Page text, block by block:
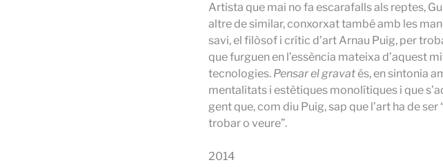
Artista que mai no fa escarafalls als reptes,
altre de similar, conxorxat també amb les
savi, el filòsof i crític d’art Arnau Puig, per
que furguen en l’essència mateixa d’aquest
tecnologies. Pensar el gravatés, en sintonia
mentalitats i estètiques monolítiques i que
gent que, com diu Puig, sap que l’art ha de
trobar o veure”.
2014